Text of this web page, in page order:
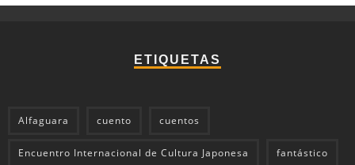
ETIQUETAS
Alfaguara cuento cuentos
Encuentro Internacional de Cultura Japonesa fantástico